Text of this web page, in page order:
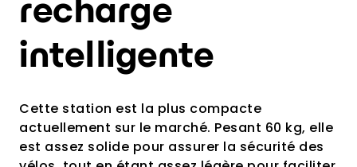
recharge
intelligente
Cette station est la plus compacte
actuellement sur le marché. Pesant 60 kg, elle
est assez solide pour assurer la sécurité des